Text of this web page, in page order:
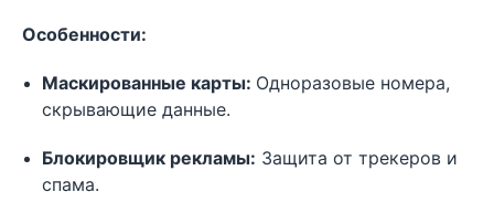
Особенности:
Маскированные карты: Одноразовые номера,
скрывающие данные.
Блокировщик рекламы: Защита от трекеров и
спама.